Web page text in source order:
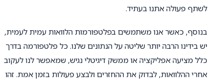
לשתף פעולה אתנו בעתיד.
בנוסף, כאשר אנו משתמשים בפלטפורמות הלוואות עמית לעמית,
יש בידינו הרבה יותר שליטה על הנתונים שלנו. כל פלטפורמה בדרך
כלל מציעה אפליקציה או ממשק דיגיטלי נגיש, שמאפשר לנו לעקוב
אחרי ההלוואות, לבדוק את ההחזרים ולבצע פעולות בזמן אמת. זהו